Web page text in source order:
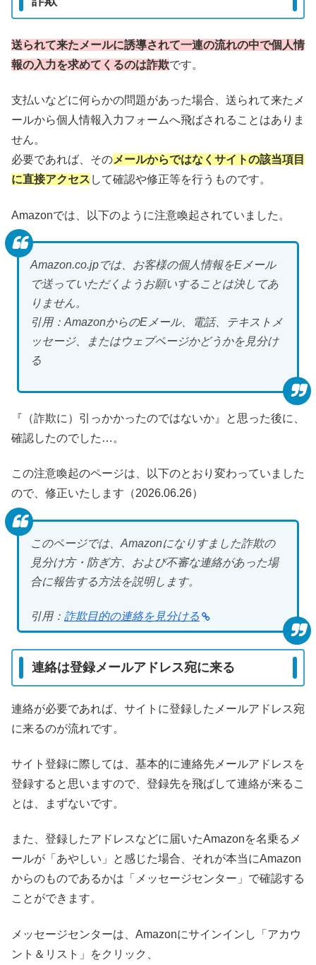
送られて来たメールに誘導されて一連の流れの中で個人情
報の入力を求めてくるのは詐欺です。
支払いなどに何らかの問題があった場合、送られて来たメ
ールから個人情報入力フォームへ飛ばされることはありま
せん。
必要であれば、そのメールからではなく サイトの該当項目
に直接アクセス して確認や修正等を行うものです。
Amazonでは、以下のように注意喚起されていました。
Amazon.co.jpでは、お客様の個人情報をEメール
で送っていただくようお願いすることは決してあ
りません。
引用：AmazonからのEメール、電話、テキストメ
ッセージ、またはウェブページかどうかを見分け
る
『（詐欺に）引っかかったのではないか』と思った後に、
確認したのでした…。
この注意喚起のページは、以下のとおり変わっていました
ので、修正いたします（2026.06.26）
このページでは、Amazonになりすました詐欺の
見分け方・防ぎ方、および不審な連絡があった場
合に報告する方法を説明します。
引用： 詐欺目的の連絡を見分ける
連絡は登録メールアドレス宛に来る
連絡が必要であれば、サイトに登録したメールアドレス宛
に来るのが流れです。
サイト登録に際しては、基本的に連絡先メールアドレスを
登録すると思いますので、登録先を飛ばして連絡が来るこ
とは、まずないです。
また、登録したアドレスなどに届いたAmazonを名乗るメ
ールが「あやしい」と感じた場合、それが本当にAmazon
からのものであるかは「メッセージセンター」で確認する
ことができます。
メッセージセンターは、Amazonにサインインし「アカウ
ント＆リスト」をクリック、